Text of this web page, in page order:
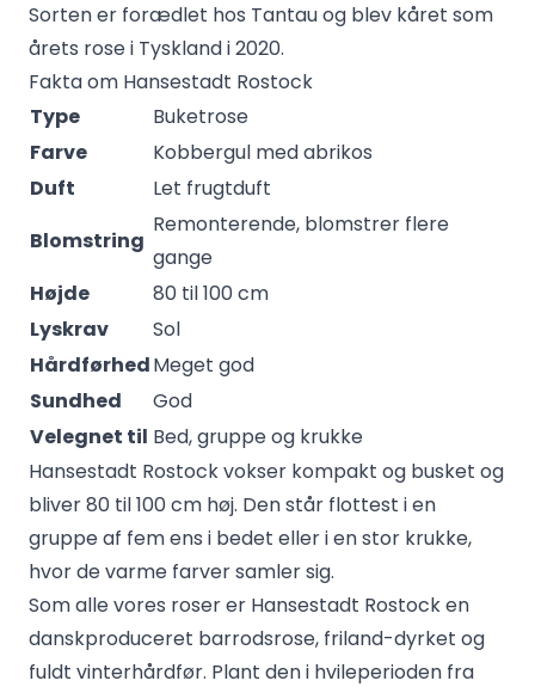
Sorten er forædlet hos Tantau og blev kåret som
årets rose i Tyskland i 2020.
Fakta om Hansestadt Rostock
Type
Buketrose
Farve
Kobbergul med abrikos
Duft
Let frugtduft
Blomstring
Remonterende, blomstrer flere
gange
Højde
80 til 100 cm
Lyskrav
Sol
HårdførhedMeget god
Sundhed
God
Velegnet til Bed, gruppe og krukke
Hansestadt Rostock vokser kompakt og busket og
bliver 80 til 100 cm høj. Den står flottest i en
gruppe af fem ens i bedet eller i en stor krukke,
hvor de varme farver samler sig.
Som alle vores roser er Hansestadt Rostock en
danskproduceret barrodsrose, friland-dyrket og
fuldt vinterhårdfør. Plant den i hvileperioden fra